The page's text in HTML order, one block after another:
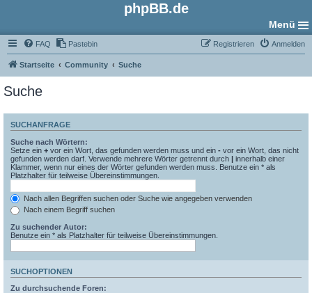
phpBB.de
Menü
FAQ Pastebin Anmelden
Registrieren
Startseite Community Suche
Suche
SUCHANFRAGE
Suche nach Wörtern:
Setze ein + vor ein Wort, das gefunden werden muss und ein - vor ein Wort, das nicht
gefunden werden darf. Verwende mehrere Wörter getrennt durch | innerhalb einer
Klammer, wenn nur eines der Wörter gefunden werden muss. Benutze ein * als
Platzhalter für teilweise Übereinstimmungen.
Nach allen Begriffen suchen oder Suche wie angegeben verwenden
Nach einem Begriff suchen
Zu suchender Autor:
Benutze ein * als Platzhalter für teilweise Übereinstimmungen.
SUCHOPTIONEN
Zu durchsuchende Foren: